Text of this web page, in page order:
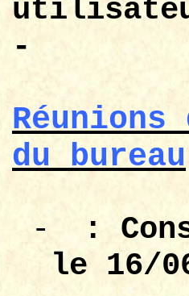
-
du bureau
-
:
le 16/